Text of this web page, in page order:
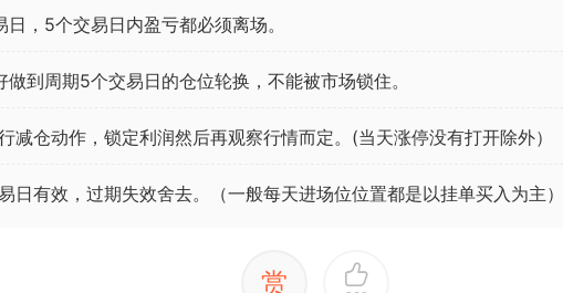
，5个交易日内盈亏都必须离场。
到周期5个交易日的仓位轮换，不能被市场锁住。
减仓动作，锁定利润然后再观察行情而定。(当天涨停没有打开除外）
日有效，过期失效舍去。（一般每天进场位位置都是以挂单买入为主）
赏